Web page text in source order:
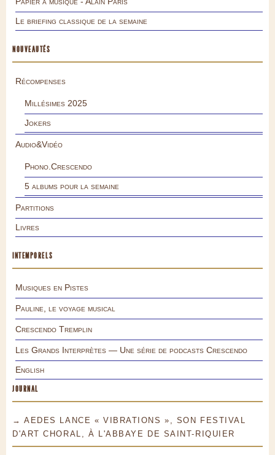
Le briefing classique de la semaine
NOUVEAUTÉS
Récompenses
Millésimes 2025
Jokers
Audio&Vidéo
Phono.Crescendo
5 albums pour la semaine
Partitions
Livres
INTEMPORELS
Musiques en Pistes
Pauline, le voyage musical
Crescendo Tremplin
Les Grands Interprètes — Une série de podcasts Crescendo
English
JOURNAL
→ AEDES LANCE « VIBRATIONS », SON FESTIVAL
D'ART CHORAL, À L'ABBAYE DE SAINT-RIQUIER